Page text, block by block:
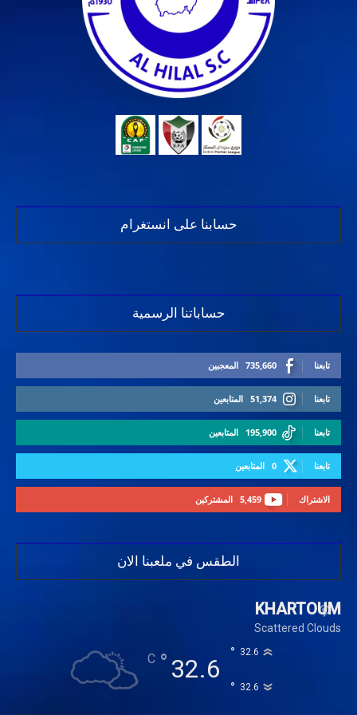
حسابنا على انستغرام
حساباتنا الرسمية
735,660 المعجبين تابعنا
51,374 المتابعين تابعنا
195,900 المتابعين تابعنا
0 المتابعين تابعنا
5,459 المشتركين الاشتراك
الطقس في ملعبنا الان
KHARTOUM
Scattered Clouds
32.6
°
C 32.6
°
32.6
°